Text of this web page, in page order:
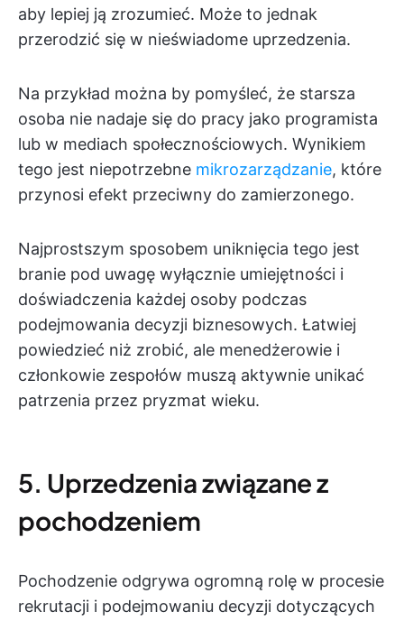
aby lepiej ją zrozumieć. Może to jednak
przerodzić się w nieświadome uprzedzenia.
Na przykład można by pomyśleć, że starsza
osoba nie nadaje się do pracy jako programista
lub w mediach społecznościowych. Wynikiem
tego jest niepotrzebne mikrozarządzanie, które
przynosi efekt przeciwny do zamierzonego.
Najprostszym sposobem uniknięcia tego jest
branie pod uwagę wyłącznie umiejętności i
doświadczenia każdej osoby podczas
podejmowania decyzji biznesowych. Łatwiej
powiedzieć niż zrobić, ale menedżerowie i
członkowie zespołów muszą aktywnie unikać
patrzenia przez pryzmat wieku.
5. Uprzedzenia związane z
pochodzeniem
Pochodzenie odgrywa ogromną rolę w procesie
rekrutacji i podejmowaniu decyzji dotyczących